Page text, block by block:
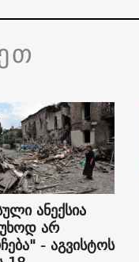
ანექსია
არ
- აგვისტოს